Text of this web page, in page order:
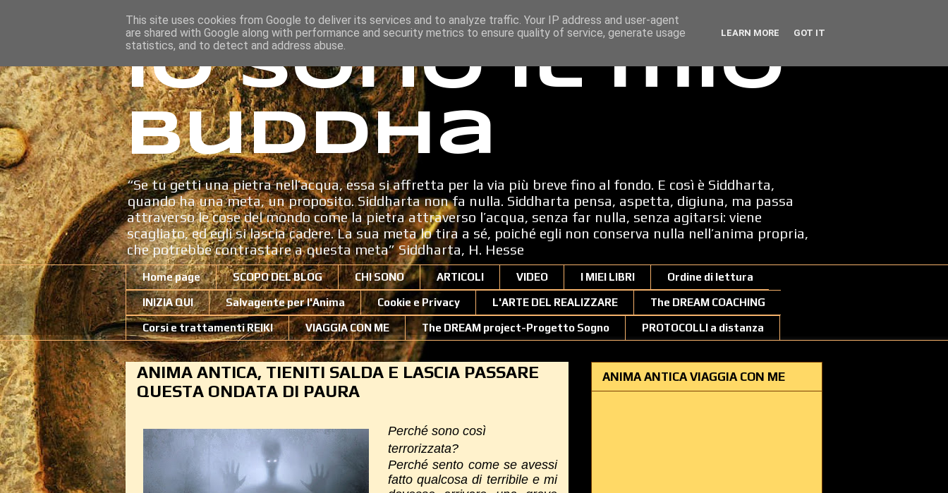
Io sono il mio
Buddha
“Se tu getti una pietra nell’acqua, essa si affretta per la via più breve fino al fondo. E così è Siddharta,
quando ha una meta, un proposito. Siddharta non fa nulla. Siddharta pensa, aspetta, digiuna, ma passa
attraverso le cose del mondo come la pietra attraverso l’acqua, senza far nulla, senza agitarsi: viene
scagliato, ed egli si lascia cadere. La sua meta lo tira a sé, poiché egli non conserva nulla nell’anima propria,
che potrebbe contrastare a questa meta” Siddharta, H. Hesse
Home page SCOPO DEL BLOG CHI SONO ARTICOLI VIDEO I MIEI LIBRI Ordine di lettura
INIZIA QUI Salvagente per l'Anima Cookie e Privacy L'ARTE DEL REALIZZARE The DREAM COACHING
Corsi e trattamenti REIKI VIAGGIA CON ME The DREAM project-Progetto Sogno PROTOCOLLI a distanza
ANIMA ANTICA, TIENITI SALDA E LASCIA PASSARE
QUESTA ONDATA DI PAURA
Perché sono così
terrorizzata?
Perché sento come se avessi
fatto qualcosa di terribile e mi
ANIMA ANTICA VIAGGIA CON ME
This site uses cookies from Google to deliver its services and to analyze traffic. Your IP address and user-agent
are shared with Google along with performance and security metrics to ensure quality of service, generate usage
statistics, and to detect and address abuse.
LEARN MORE GOT IT